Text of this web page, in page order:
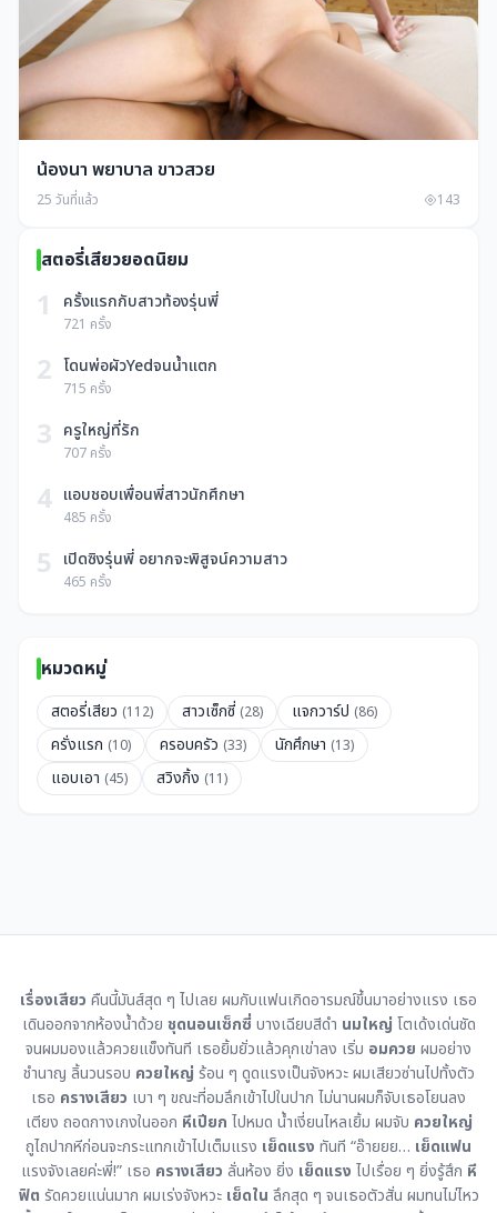
น้องนา พยาบาล ขาวสวย
25 วันที่แล้ว 143
สตอรี่เสียวยอดนิยม
1 ครั้งแรกกับสาวท้องรุ่นพี่
721 ครั้ง
2 โดนพ่อผัวYedจนน้ำแตก
715 ครั้ง
3 ครูใหญ่ที่รัก
707 ครั้ง
4 แอบชอบเพื่อนพี่สาวนักศึกษา
485 ครั้ง
5 เปิดซิงรุ่นพี่ อยากจะพิสูจน์ความสาว
465 ครั้ง
หมวดหมู่
สตอรี่เสียว (112) สาวเซ็กซี่ (28) แจกวาร์ป (86)
ครั่งแรก (10) ครอบครัว (33) นักศึกษา (13)
แอบเอา (45) สวิงกิ้ง (11)
เรื่องเสียว คืนนี้มันส์สุด ๆ ไปเลย ผมกับแฟนเกิดอารมณ์ขึ้นมาอย่างแรง เธอ
เดินออกจากห้องน้ำด้วย ชุดนอนเซ็กซี่ บางเฉียบสีดำ นมใหญ่ โตเด้งเด่นชัด
จนผมมองแล้วควยแข็งทันที เธอยิ้มยั่วแล้วคุกเข่าลง เริ่ม อมควย ผมอย่าง
ชำนาญ ลิ้นวนรอบ ควยใหญ่ ร้อน ๆ ดูดแรงเป็นจังหวะ ผมเสียวซ่านไปทั้งตัว
เธอ ครางเสียว เบา ๆ ขณะที่อมลึกเข้าไปในปาก ไม่นานผมก็จับเธอโยนลง
เตียง ถอดกางเกงในออก หีเปียก ไปหมด น้ำเงี่ยนไหลเยิ้ม ผมจับ ควยใหญ่
ถูไถปากหีก่อนจะกระแทกเข้าไปเต็มแรง เย็ดแรง ทันที “อ๊ายยย… เย็ดแฟน
แรงจังเลยค่ะพี่!” เธอ ครางเสียว ลั่นห้อง ยิ่ง เย็ดแรง ไปเรื่อย ๆ ยิ่งรู้สึก หี
ฟิต รัดควยแน่นมาก ผมเร่งจังหวะ เย็ดใน ลึกสุด ๆ จนเธอตัวสั่น ผมทนไม่ไหว